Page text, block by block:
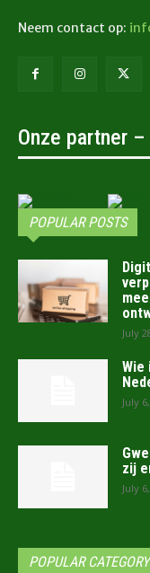
Neem contact op:
Onze partner
POPULAR POSTS
July
Wie
July
zij
July
POPULAR CATEGORY